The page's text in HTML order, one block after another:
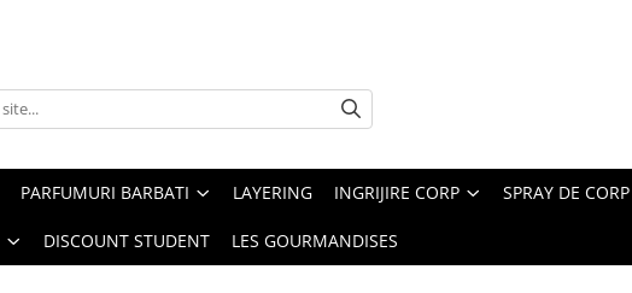
PARFUMURI BARBATI LAYERING INGRIJIRE CORP SPRAY DE CORP
DISCOUNT STUDENT LES GOURMANDISES